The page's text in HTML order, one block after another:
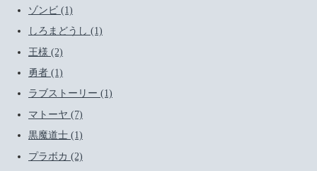
ゾンビ (1)
しろまどうし (1)
王様 (2)
勇者 (1)
ラブストーリー (1)
マトーヤ (7)
黒魔道士 (1)
プラボカ (2)